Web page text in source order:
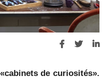
de curiosités».